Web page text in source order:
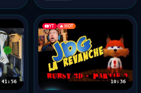
41:56
YT 🔥 HOT
10:36